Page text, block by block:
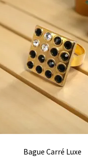
Bague Carré Luxe